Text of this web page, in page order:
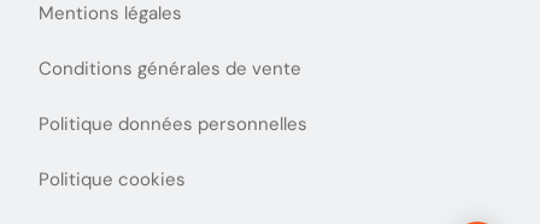
Mentions légales
Conditions générales de vente
Politique données personnelles
Politique cookies